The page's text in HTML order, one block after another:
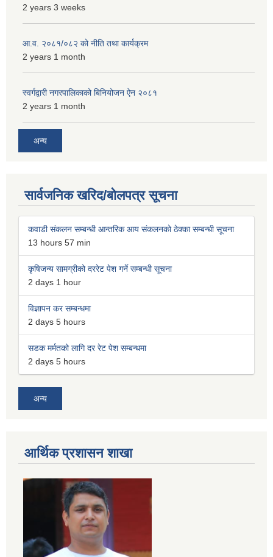
2 years 3 weeks
आ.व. २०८१/०८२ को नीति तथा कार्यक्रम
2 years 1 month
स्वर्गद्वारी नगरपालिकाको बिनियोजन ऐन २०८१
2 years 1 month
अन्य
सार्वजनिक खरिद/बोलपत्र सूचना
कवाडी संकलन सम्बन्धी आन्तरिक आय संकलनको ठेक्का सम्बन्धी सूचना
13 hours 57 min
कृषिजन्य सामग्रीको दररेट पेश गर्ने सम्बन्धी सूचना
2 days 1 hour
विज्ञापन कर सम्बन्धमा
2 days 5 hours
सडक मर्मतको लागि दर रेट पेश सम्बन्धमा
2 days 5 hours
अन्य
आर्थिक प्रशासन शाखा